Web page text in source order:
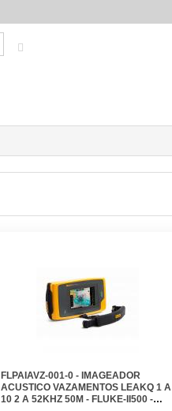
FLPAIAVZ-001-0 - IMAGEADOR
ACUSTICO VAZAMENTOS LEAKQ 1 A
10 2 A 52KHZ 50M - FLUKE-II500 -